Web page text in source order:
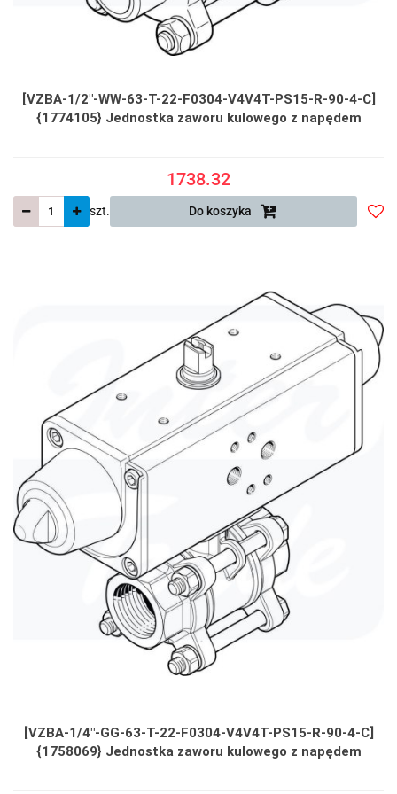
[VZBA-1/2"-WW-63-T-22-F0304-V4V4T-PS15-R-90-4-C]
{1774105} Jednostka zaworu kulowego z napędem
1738.32
szt. Do koszyka
[VZBA-1/4"-GG-63-T-22-F0304-V4V4T-PS15-R-90-4-C]
{1758069} Jednostka zaworu kulowego z napędem